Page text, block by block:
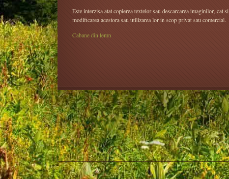
Este interzisa atat copierea textelor sau descarcarea imaginilor, cat si
modificarea acestora sau utilizarea lor in scop privat sau comercial.
Cabane din lemn